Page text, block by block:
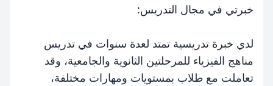
خبرتي في مجال التدريس:
لدي خبرة تدريسية تمتد لعدة سنوات في تدريس
مناهج الفيزياء للمرحلتين الثانوية والجامعية، وقد
تعاملت مع طلاب بمستويات ومهارات مختلفة،